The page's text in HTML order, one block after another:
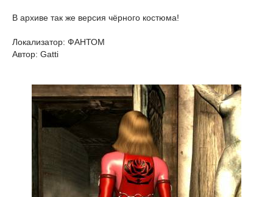
В архиве так же версия чёрного костюма!
Локализатор: ФАНТОМ
Автор: Gatti